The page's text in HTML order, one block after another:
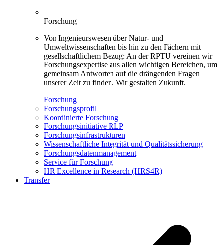
Forschung
Von Ingenieurswesen über Natur- und
Umweltwissenschaften bis hin zu den Fächern mit
gesellschaftlichem Bezug: An der RPTU vereinen wir
Forschungsexpertise aus allen wichtigen Bereichen, um
gemeinsam Antworten auf die drängenden Fragen
unserer Zeit zu finden. Wir gestalten Zukunft.
Forschung
Forschungsprofil
Koordinierte Forschung
Forschungsinitiative RLP
Forschungsinfrastrukturen
Wissenschaftliche Integrität und Qualitätssicherung
Forschungsdatenmanagement
Service für Forschung
HR Excellence in Research (HRS4R)
Transfer